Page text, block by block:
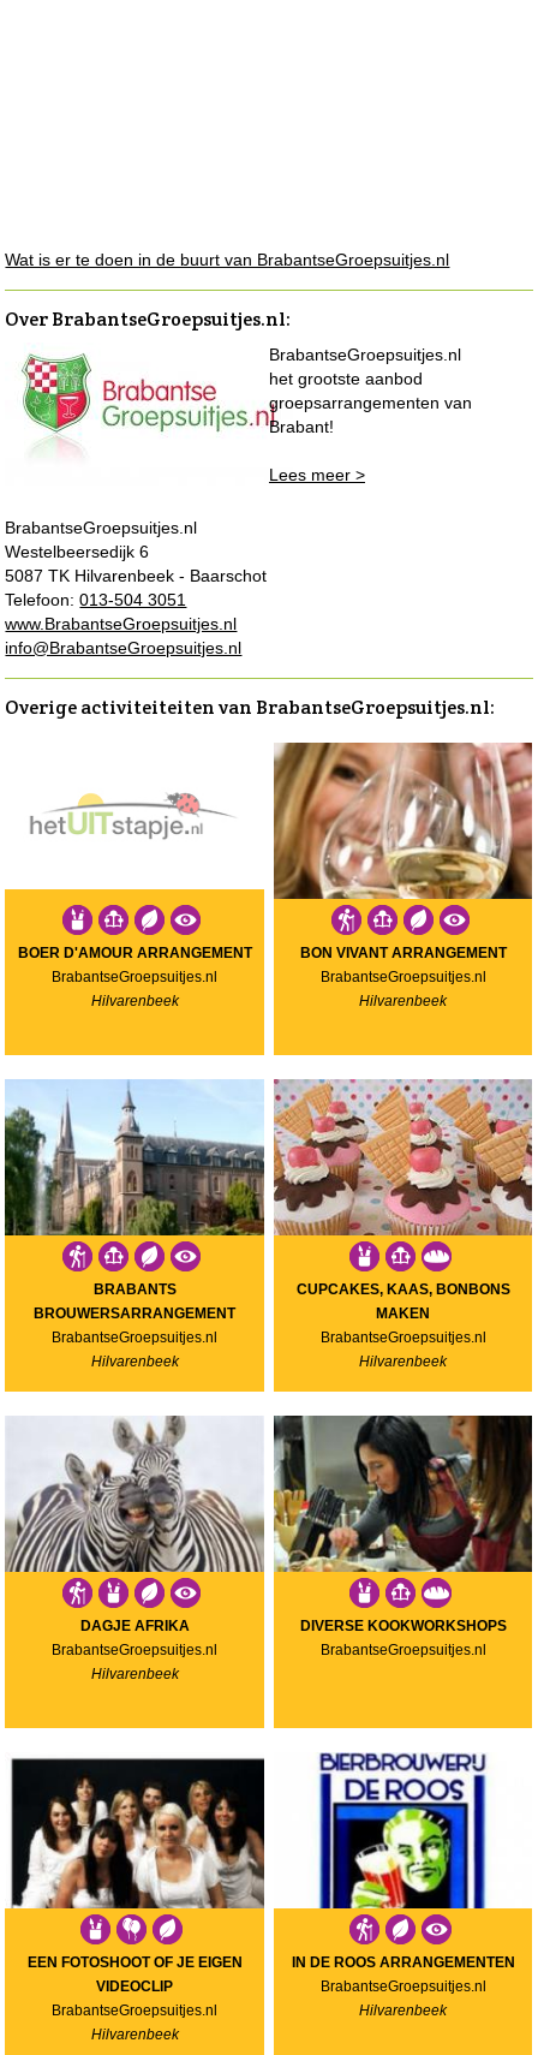
Wat is er te doen in de buurt van BrabantseGroepsuitjes.nl
Over BrabantseGroepsuitjes.nl:
BrabantseGroepsuitjes.nl
Westelbeersedijk 6
5087 TK Hilvarenbeek - Baarschot
Telefoon:013-504 3051
www.BrabantseGroepsuitjes.nl
info@BrabantseGroepsuitjes.nl
BrabantseGroepsuitjes.nl
het grootste aanbod
groepsarrangementen van
Brabant!
Lees meer >
Overige activiteiteiten van BrabantseGroepsuitjes.nl:
BOER D'AMOUR ARRANGEMENT
BrabantseGroepsuitjes.nl
Hilvarenbeek
BON VIVANT ARRANGEMENT
BrabantseGroepsuitjes.nl
Hilvarenbeek
BRABANTS
BROUWERSARRANGEMENT
BrabantseGroepsuitjes.nl
Hilvarenbeek
CUPCAKES, KAAS, BONBONS
MAKEN
BrabantseGroepsuitjes.nl
Hilvarenbeek
DAGJE AFRIKA
BrabantseGroepsuitjes.nl
Hilvarenbeek
DIVERSE KOOKWORKSHOPS
BrabantseGroepsuitjes.nl
EEN FOTOSHOOT OF JE EIGEN
VIDEOCLIP
BrabantseGroepsuitjes.nl
Hilvarenbeek
IN DE ROOS ARRANGEMENTEN
BrabantseGroepsuitjes.nl
Hilvarenbeek